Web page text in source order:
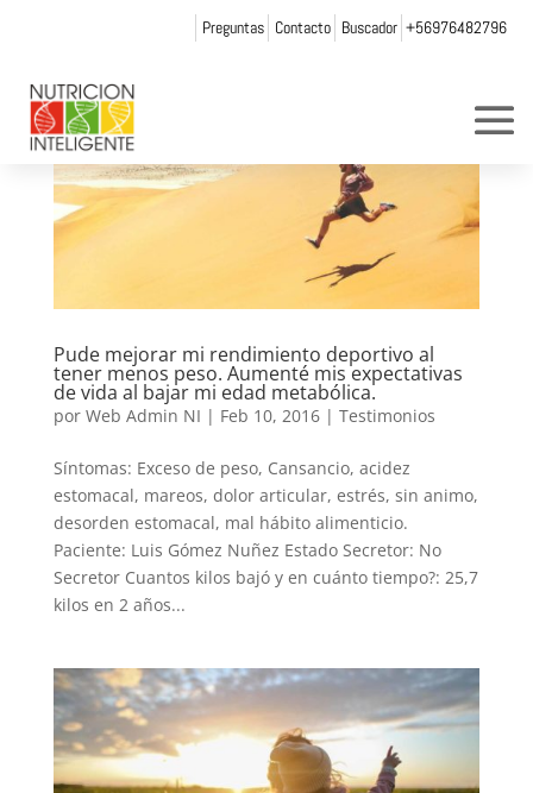
Preguntas Contacto Buscador +56976482796
Pude mejorar mi rendimiento deportivo al
tener menos peso. Aumenté mis expectativas
de vida al bajar mi edad metabólica.
por Web Admin NI | Feb 10, 2016| Testimonios
Síntomas: Exceso de peso, Cansancio, acidez
estomacal, mareos, dolor articular, estrés, sin animo,
desorden estomacal, mal hábito alimenticio.
Paciente: Luis Gómez Nuñez Estado Secretor: No
Secretor Cuantos kilos bajó y en cuánto tiempo?: 25,7
kilos en 2 años...